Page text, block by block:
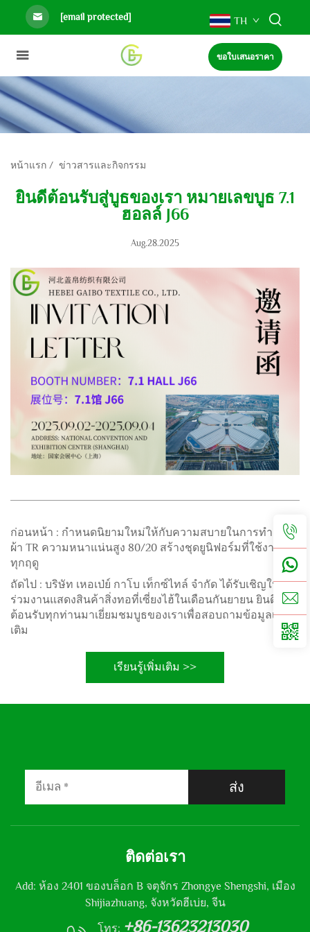
[email protected] TH
ขอใบเสนอราคา
หน้าแรก / ข่าวสารและกิจกรรม
ยินดีต้อนรับสู่บูธของเรา หมายเลขบูธ 7.1
ฮอลล์ J66
Aug.28.2025
ก่อนหน้า : กำหนดนิยามใหม่ให้กับความสบายในการทำงาน!
ผ้า TR ความหนาแน่นสูง 80/20 สร้างชุดยูนิฟอร์มที่ใช้งานได้
ทุกฤดู
ถัดไป : บริษัท เหอเป่ย์ กาโบ เท็กซ์ไทล์ จำกัด ได้รับเชิญให้เข้า
ร่วมงานแสดงสินค้าสิ่งทอที่เซี่ยงไฮ้ในเดือนกันยายน ยินดี
ต้อนรับทุกท่านมาเยี่ยมชมบูธของเราเพื่อสอบถามข้อมูลเพิ่ม
เติม
เรียนรู้เพิ่มเติม >>
ส่ง
ติดต่อเรา
Add: ห้อง 2401 ของบล็อก B จตุจักร Zhongye Shengshi, เมือง
Shijiazhuang, จังหวัดฮีเบ่ย, จีน
โทร: +86-13623213030